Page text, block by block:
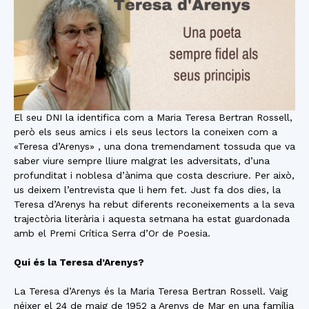
El seu DNI la identifica com a Maria Teresa Bertran Rossell,
però els seus amics i els seus lectors la coneixen com a
«Teresa d’Arenys» , una dona tremendament tossuda que va
saber viure sempre lliure malgrat les adversitats, d’una
profunditat i noblesa d’ànima que costa descriure. Per això,
us deixem l’entrevista que li hem fet. Just fa dos dies, la
Teresa d’Arenys ha rebut diferents reconeixements a la seva
trajectòria literària i aquesta setmana ha estat guardonada
amb el Premi Crítica Serra d’Or de Poesia.
Qui és la Teresa d’Arenys?
La Teresa d’Arenys és la Maria Teresa Bertran Rossell. Vaig
néixer el 24 de maig de 1952 a Arenys de Mar en una família